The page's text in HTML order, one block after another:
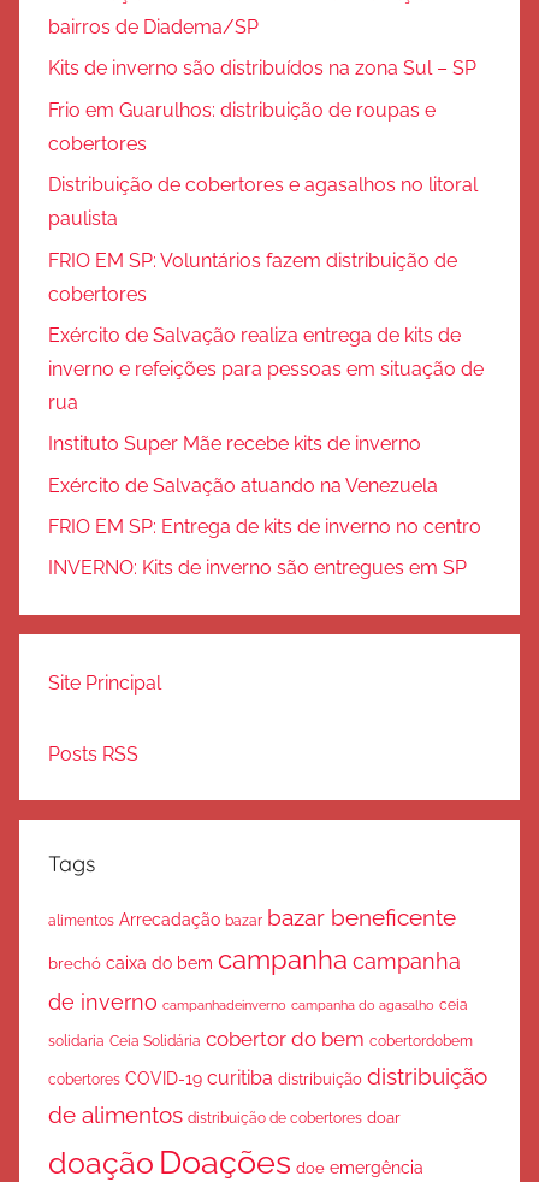
bairros de Diadema/SP
Kits de inverno são distribuídos na zona Sul – SP
Frio em Guarulhos: distribuição de roupas e
cobertores
Distribuição de cobertores e agasalhos no litoral
paulista
FRIO EM SP: Voluntários fazem distribuição de
cobertores
Exército de Salvação realiza entrega de kits de
inverno e refeições para pessoas em situação de
rua
Instituto Super Mãe recebe kits de inverno
Exército de Salvação atuando na Venezuela
FRIO EM SP: Entrega de kits de inverno no centro
INVERNO: Kits de inverno são entregues em SP
Site Principal
Posts RSS
Tags
alimentos Arrecadação bazar bazar beneficente
brechó caixa do bem campanha campanha
de inverno campanhadeinverno campanha do agasalho ceia
solidaria Ceia Solidária cobertor do bem cobertordobem
cobertores COVID-19 curitiba distribuição distribuição
de alimentos distribuição de cobertores doar
doação Doações doe emergência